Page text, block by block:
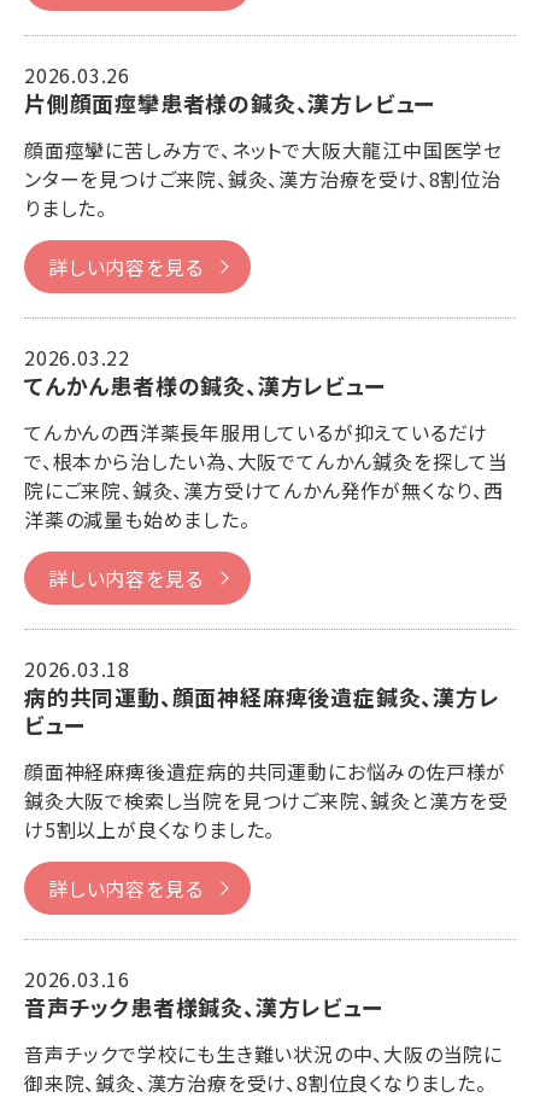
2026.03.26
片側顔面痙攣患者様の鍼灸、漢方レビュー
顔面痙攣に苦しみ方で、ネットで大阪大龍江中国医学セ
ンターを見つけご来院、鍼灸、漢方治療を受け、8割位治
りました。
詳しい内容を見る
2026.03.22
てんかん患者様の鍼灸、漢方レビュー
てんかんの西洋薬長年服用しているが抑えているだけ
で、根本から治したい為、大阪でてんかん鍼灸を探して当
院にご来院、鍼灸、漢方受けてんかん発作が無くなり、西
洋薬の減量も始めました。
詳しい内容を見る
2026.03.18
病的共同運動、顔面神経麻痺後遺症鍼灸、漢方レ
ビュー
顔面神経麻痺後遺症病的共同運動にお悩みの佐戸様が
鍼灸大阪で検索し当院を見つけご来院、鍼灸と漢方を受
け5割以上が良くなりました。
詳しい内容を見る
2026.03.16
音声チック患者様鍼灸、漢方レビュー
音声チックで学校にも生き難い状況の中、大阪の当院に
御来院、鍼灸、漢方治療を受け、8割位良くなりました。